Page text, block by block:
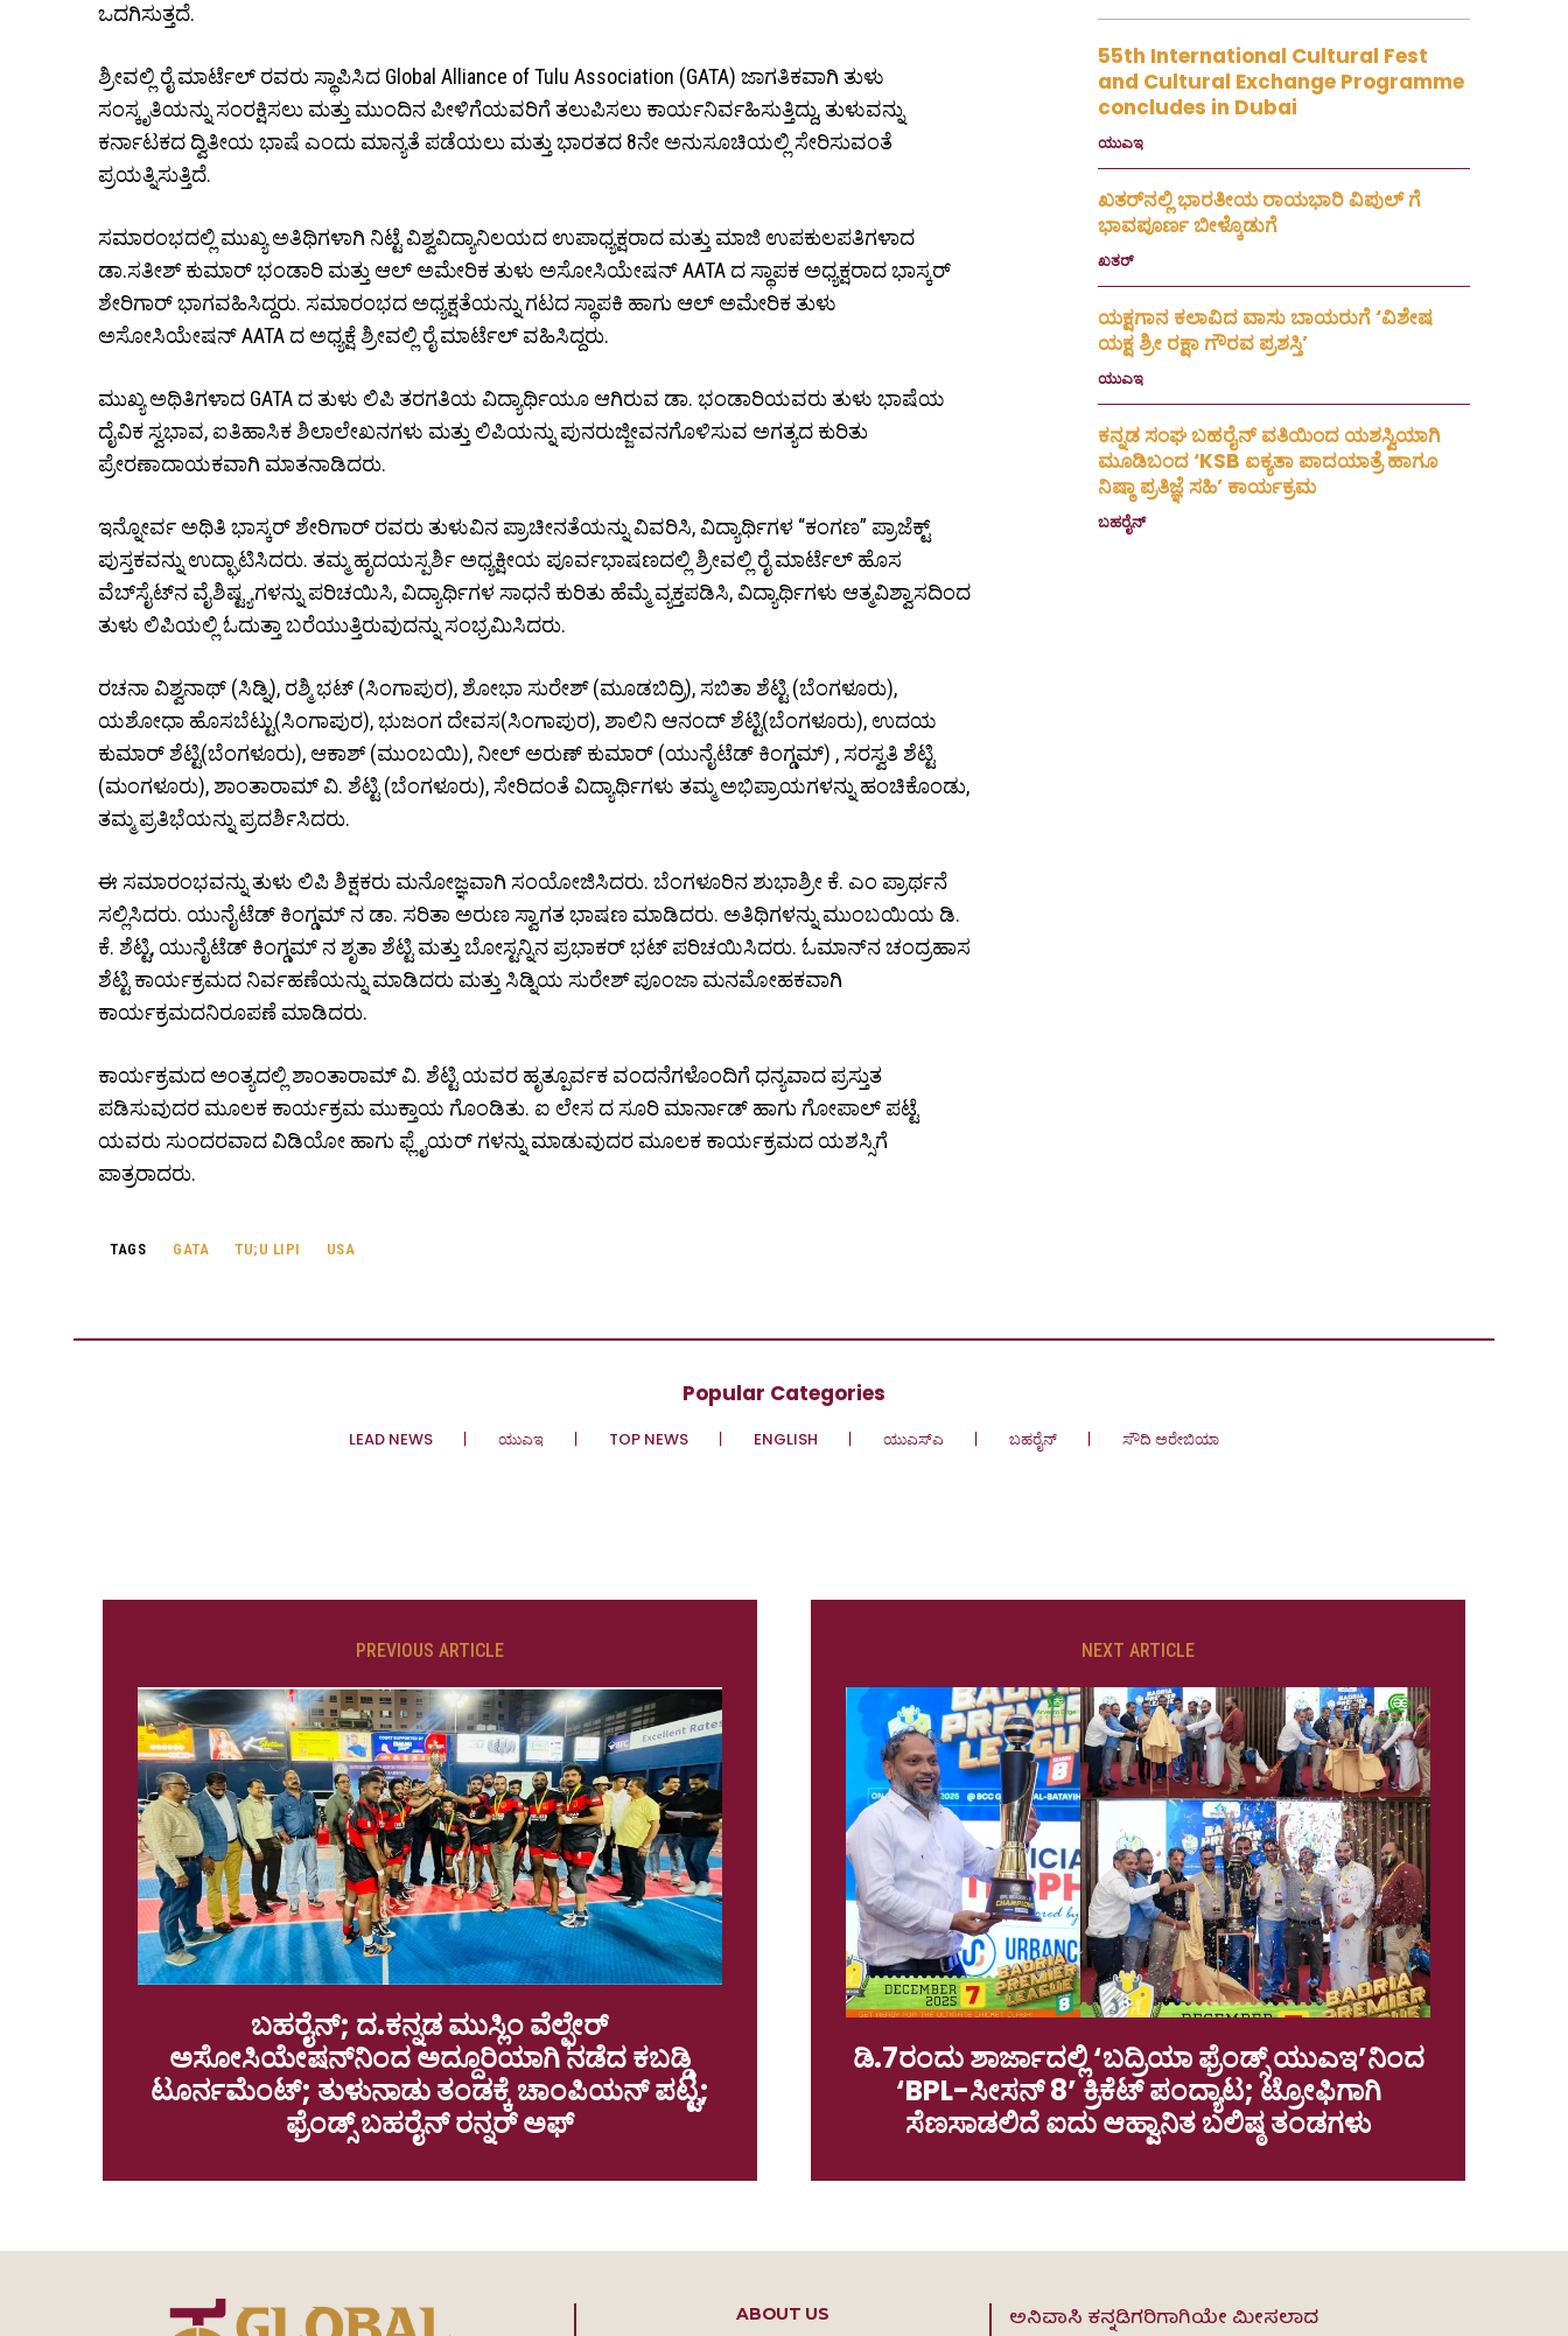
ಒದಗಿಸುತ್ತದೆ.
ಶ್ರೀವಲ್ಲಿ ರೈ ಮಾರ್ಟೆಲ್ ರವರು ಸ್ಥಾಪಿಸಿದ Global Alliance of Tulu Association (GATA) ಜಾಗತಿಕವಾಗಿ ತುಳು
ಸಂಸ್ಕೃತಿಯನ್ನು ಸಂರಕ್ಷಿಸಲು ಮತ್ತು ಮುಂದಿನ ಪೀಳಿಗೆಯವರಿಗೆ ತಲುಪಿಸಲು ಕಾರ್ಯನಿರ್ವಹಿಸುತ್ತಿದ್ದು, ತುಳುವನ್ನು
ಕರ್ನಾಟಕದ ದ್ವಿತೀಯ ಭಾಷೆ ಎಂದು ಮಾನ್ಯತೆ ಪಡೆಯಲು ಮತ್ತು ಭಾರತದ 8ನೇ ಅನುಸೂಚಿಯಲ್ಲಿ ಸೇರಿಸುವಂತೆ
ಪ್ರಯತ್ನಿಸುತ್ತಿದೆ.
ಸಮಾರಂಭದಲ್ಲಿ ಮುಖ್ಯ ಅತಿಥಿಗಳಾಗಿ ನಿಟ್ಟೆ ವಿಶ್ವವಿದ್ಯಾನಿಲಯದ ಉಪಾಧ್ಯಕ್ಷರಾದ ಮತ್ತು ಮಾಜಿ ಉಪಕುಲಪತಿಗಳಾದ
ಡಾ.ಸತೀಶ್ ಕುಮಾರ್ ಭಂಡಾರಿ ಮತ್ತು ಆಲ್ ಅಮೇರಿಕ ತುಳು ಅಸೋಸಿಯೇಷನ್ AATA ದ ಸ್ಥಾಪಕ ಅಧ್ಯಕ್ಷರಾದ ಭಾಸ್ಕರ್
ಶೇರಿ‌ಗಾರ್ ಭಾಗವಹಿಸಿದ್ದರು. ಸಮಾರಂಭದ ಅಧ್ಯಕ್ಷತೆಯನ್ನು ಗಟದ ಸ್ಥಾಪಕಿ ಹಾಗು ಆಲ್ ಅಮೇರಿಕ ತುಳು
ಅಸೋಸಿಯೇಷನ್ AATA ದ ಅಧ್ಯಕ್ಷೆ ಶ್ರೀವಲ್ಲಿ ರೈ ಮಾರ್ಟೆಲ್ ವಹಿಸಿದ್ದರು.
ಮುಖ್ಯ ಅಥಿತಿಗಳಾದ GATA ದ ತುಳು ಲಿಪಿ ತರಗತಿಯ ವಿದ್ಯಾರ್ಥಿಯೂ ಆಗಿರುವ ಡಾ. ಭಂಡಾರಿಯವರು ತುಳು ಭಾಷೆಯ
ದೈವಿಕ ಸ್ವಭಾವ, ಐತಿಹಾಸಿಕ ಶಿಲಾಲೇಖನಗಳು ಮತ್ತು ಲಿಪಿಯನ್ನು ಪುನರುಜ್ಜೀವನಗೊಳಿಸುವ ಅಗತ್ಯದ ಕುರಿತು
ಪ್ರೇರಣಾದಾಯಕವಾಗಿ ಮಾತನಾಡಿದರು.
ಇನ್ನೋರ್ವ ಅಥಿತಿ ಭಾಸ್ಕರ್ ಶೇರಿಗಾರ್ ರವರು ತುಳುವಿನ ಪ್ರಾಚೀನತೆಯನ್ನು ವಿವರಿಸಿ, ವಿದ್ಯಾರ್ಥಿಗಳ “ಕಂಗಣ” ಪ್ರಾಜೆಕ್ಟ್
ಪುಸ್ತಕವನ್ನು ಉದ್ಘಾಟಿಸಿದರು. ತಮ್ಮ ಹೃದಯಸ್ಪರ್ಶಿ ಅಧ್ಯಕ್ಷೀಯ ಪೂರ್ವಭಾಷಣದಲ್ಲಿ ಶ್ರೀವಲ್ಲಿ ರೈ ಮಾರ್ಟೆಲ್ ಹೊಸ
ವೆಬ್‌ಸೈಟ್‌ನ ವೈಶಿಷ್ಟ್ಯಗಳನ್ನು ಪರಿಚಯಿಸಿ, ವಿದ್ಯಾರ್ಥಿಗಳ ಸಾಧನೆ ಕುರಿತು ಹೆಮ್ಮೆ ವ್ಯಕ್ತಪಡಿಸಿ, ವಿದ್ಯಾರ್ಥಿಗಳು ಆತ್ಮವಿಶ್ವಾಸದಿಂದ
ತುಳು ಲಿಪಿಯಲ್ಲಿ ಓದುತ್ತಾ ಬರೆಯುತ್ತಿರುವುದನ್ನು ಸಂಭ್ರಮಿಸಿದರು.
ರಚನಾ ವಿಶ್ವನಾಥ್ (ಸಿಡ್ನಿ), ರಶ್ಮಿ ಭಟ್ (ಸಿಂಗಾಪುರ), ಶೋಭಾ ಸುರೇಶ್ (ಮೂಡಬಿದ್ರಿ), ಸಬಿತಾ ಶೆಟ್ಟಿ (ಬೆಂಗಳೂರು),
ಯಶೋಧಾ ಹೊಸಬೆಟ್ಟು(ಸಿಂಗಾಪುರ), ಭುಜಂಗ ದೇವಸ(ಸಿಂಗಾಪುರ), ಶಾಲಿನಿ ಆನಂದ್ ಶೆಟ್ಟಿ(ಬೆಂಗಳೂರು), ಉದಯ
ಕುಮಾರ್ ಶೆಟ್ಟಿ(ಬೆಂಗಳೂರು), ಆಕಾಶ್ (ಮುಂಬಯಿ), ನೀಲ್ ಅರುಣ್ ಕುಮಾರ್ (ಯುನೈಟೆಡ್ ಕಿಂಗ್ಡಮ್) , ಸರಸ್ವತಿ ಶೆಟ್ಟಿ
(ಮಂಗಳೂರು), ಶಾಂತಾರಾಮ್ ವಿ. ಶೆಟ್ಟಿ (ಬೆಂಗಳೂರು), ಸೇರಿದಂತೆ ವಿದ್ಯಾರ್ಥಿಗಳು ತಮ್ಮ ಅಭಿಪ್ರಾಯಗಳನ್ನು ಹಂಚಿಕೊಂಡು,
ತಮ್ಮ ಪ್ರತಿಭೆಯನ್ನು ಪ್ರದರ್ಶಿಸಿದರು.
ಈ ಸಮಾರಂಭವನ್ನು ತುಳು ಲಿಪಿ ಶಿಕ್ಷಕರು ಮನೋಜ್ಞವಾಗಿ ಸಂಯೋಜಿಸಿದರು. ಬೆಂಗಳೂರಿನ ಶುಭಾಶ್ರೀ ಕೆ. ಎಂ ಪ್ರಾರ್ಥನೆ
ಸಲ್ಲಿಸಿದರು. ಯುನೈಟೆಡ್ ಕಿಂಗ್ಡಮ್ ನ ಡಾ. ಸರಿತಾ ಅರುಣ ಸ್ವಾಗತ ಭಾಷಣ ಮಾಡಿದರು. ಅತಿಥಿಗಳನ್ನು ಮುಂಬಯಿಯ ಡಿ.
ಕೆ. ಶೆಟ್ಟಿ, ಯುನೈಟೆಡ್ ಕಿಂಗ್ಡಮ್ ನ ಶೃತಾ ಶೆಟ್ಟಿ ಮತ್ತು ಬೋಸ್ಟನ್ನಿನ ಪ್ರಭಾಕರ್ ಭಟ್ ಪರಿಚಯಿಸಿದರು. ಓಮಾನ್‌ನ ಚಂದ್ರಹಾಸ
ಶೆಟ್ಟಿ ಕಾರ್ಯಕ್ರಮದ ನಿರ್ವಹಣೆಯನ್ನು ಮಾಡಿದರು ಮತ್ತು ಸಿಡ್ನಿಯ ಸುರೇಶ್ ಪೂಂಜಾ ಮನಮೋಹಕವಾಗಿ
ಕಾರ್ಯಕ್ರಮದನಿರೂಪಣೆ ಮಾಡಿದರು.
ಕಾರ್ಯಕ್ರಮದ ಅಂತ್ಯದಲ್ಲಿ ಶಾಂತಾರಾಮ್ ವಿ. ಶೆಟ್ಟಿ ಯವರ ಹೃತ್ಪೂರ್ವಕ ವಂದನೆಗಳೊಂದಿಗೆ ಧನ್ಯವಾದ ಪ್ರಸ್ತುತ
ಪಡಿಸುವುದರ ಮೂಲಕ ಕಾರ್ಯಕ್ರಮ ಮುಕ್ತಾಯ ಗೊಂಡಿತು. ಐ ಲೇಸ ದ ಸೂರಿ ಮಾರ್ನಾಡ್ ಹಾಗು ಗೋಪಾಲ್ ಪಟ್ಟೆ
ಯವರು ಸುಂದರವಾದ ವಿಡಿಯೋ ಹಾಗು ಫ್ಲೈಯರ್ ಗಳನ್ನು ಮಾಡುವುದರ ಮೂಲಕ ಕಾರ್ಯಕ್ರಮದ ಯಶಸ್ಸಿಗೆ
ಪಾತ್ರರಾದರು.
TAGS GATA TU;U LIPI USA
55th International Cultural Fest
and Cultural Exchange Programme
concludes in Dubai
ಯುಎಇ
ಖತರ್‌ನಲ್ಲಿ ಭಾರತೀಯ ರಾಯಭಾರಿ ವಿಪುಲ್ ಗೆ
ಭಾವಪೂರ್ಣ ಬೀಳ್ಕೊಡುಗೆ
ಖತರ್
ಯಕ್ಷಗಾನ ಕಲಾವಿದ ವಾಸು ಬಾಯರುಗೆ ‘ವಿಶೇಷ
ಯಕ್ಷ ಶ್ರೀ ರಕ್ಷಾ ಗೌರವ ಪ್ರಶಸ್ತಿ’
ಯುಎಇ
ಕನ್ನಡ ಸಂಘ ಬಹರೈನ್ ವತಿಯಿಂದ ಯಶಸ್ವಿಯಾಗಿ
ಮೂಡಿಬಂದ ‘KSB ಐಕ್ಯತಾ ಪಾದಯಾತ್ರೆ ಹಾಗೂ
ನಿಷ್ಠಾ ಪ್ರತಿಜ್ಞೆ ಸಹಿ’ ಕಾರ್ಯಕ್ರಮ
ಬಹರೈನ್
Popular Categories
LEAD NEWS ಯುಎಇ TOP NEWS ENGLISH ಯುಎಸ್‌ಎ ಬಹರೈನ್ ಸೌದಿ ಅರೇಬಿಯಾ
PREVIOUS ARTICLE
ಬಹರೈನ್‌; ದ.ಕನ್ನಡ ಮುಸ್ಲಿಂ ವೆಲ್ಫೇರ್
ಅಸೋಸಿಯೇಷನ್‌ನಿಂದ ಅದ್ದೂರಿಯಾಗಿ ನಡೆದ ಕಬಡ್ಡಿ
ಟೂರ್ನಮೆಂಟ್; ತುಳುನಾಡು ತಂಡಕ್ಕೆ ಚಾಂಪಿಯನ್ ಪಟ್ಟ;
ಫ್ರೆಂಡ್ಸ್ ಬಹರೈನ್ ರನ್ನರ್ ಅಫ್
NEXT ARTICLE
ಡಿ.7ರಂದು ಶಾರ್ಜಾದಲ್ಲಿ ‘ಬದ್ರಿಯಾ ಫ್ರೆಂಡ್ಸ್ ಯುಎಇ’ನಿಂದ
‘BPL-ಸೀಸನ್ 8’ ಕ್ರಿಕೆಟ್ ಪಂದ್ಯಾಟ; ಟ್ರೋಫಿಗಾಗಿ
ಸೆಣಸಾಡಲಿದೆ ಐದು ಆಹ್ವಾನಿತ ಬಲಿಷ್ಠ ತಂಡಗಳು
ABOUT US ಅನಿವಾಸಿ ಕನ್ನಡಿಗರಿಗಾಗಿಯೇ ಮೀಸಲಾದ